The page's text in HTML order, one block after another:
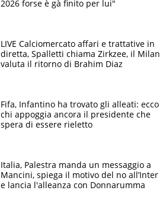
2026 forse è gà finito per lui"
LIVE Calciomercato affari e trattative in
diretta, Spalletti chiama Zirkzee, il Milan
valuta il ritorno di Brahim Diaz
Fifa, Infantino ha trovato gli alleati: ecco
chi appoggia ancora il presidente che
spera di essere rieletto
Italia, Palestra manda un messaggio a
Mancini, spiega il motivo del no all’Inter
e lancia l'alleanza con Donnarumma